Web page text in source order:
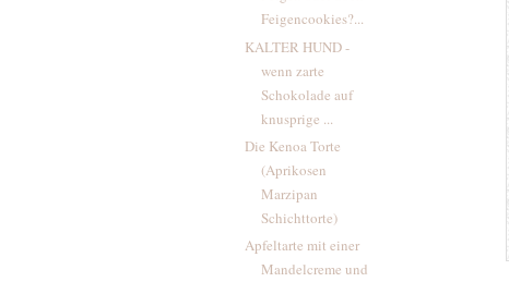
Feigencookies?...
KALTER HUND -
wenn zarte
Schokolade auf
knusprige ...
Die Kenoa Torte
(Aprikosen
Marzipan
Schichttorte)
Apfeltarte mit einer
Mandelcreme und